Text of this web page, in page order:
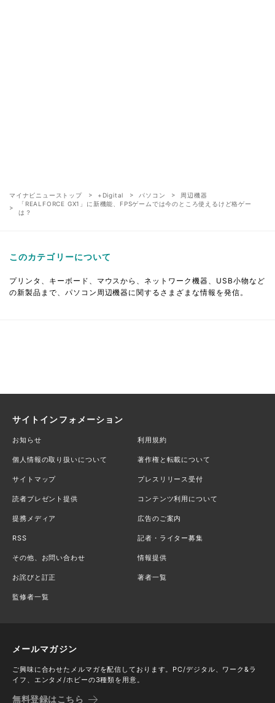
マイナビニューストップ +Digital パソコン
周辺機器
「REALFORCE GX1」に新機能、FPSゲームでは今のところ使えるけど格ゲー
は？
このカテゴリーについて
プリンタ、キーボード、マウスから、ネットワーク機器、USB小物など
の新製品まで、パソコン周辺機器に関するさまざまな情報を発信。
サイトインフォメーション
お知らせ 利用規約
個人情報の取り扱いについて 著作権と転載について
サイトマップ プレスリリース受付
読者プレゼント提供 コンテンツ利用について
提携メディア 広告のご案内
RSS 記者・ライター募集
その他、お問い合わせ 情報提供
お詫びと訂正 著者一覧
監修者一覧
メールマガジン
ご興味に合わせたメルマガを配信しております。PC/デジタル、ワーク&ラ
イフ、エンタメ/ホビーの3種類を用意。
無料登録はこちら